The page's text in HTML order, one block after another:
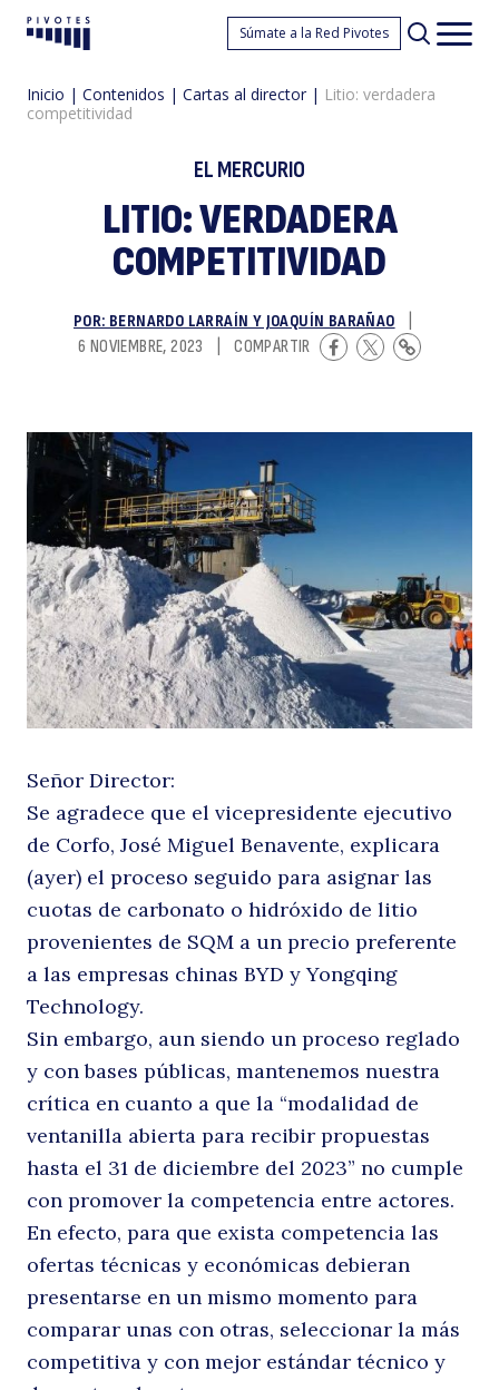
Pivotes Súmate a la Red Pivotes
Inicio | Contenidos | Cartas al director | Litio: verdadera
competitividad
EL MERCURIO
LITIO: VERDADERA
COMPETITIVIDAD
POR: BERNARDO LARRAÍN Y JOAQUÍN BARAÑAO
6 NOVIEMBRE, 2023
COMPARTIR
Señor Director:
Se agradece que el vicepresidente ejecutivo
de Corfo, José Miguel Benavente, explicara
(ayer) el proceso seguido para asignar las
cuotas de carbonato o hidróxido de litio
provenientes de SQM a un precio preferente
a las empresas chinas BYD y Yongqing
Technology.
Sin embargo, aun siendo un proceso reglado
y con bases públicas, mantenemos nuestra
crítica en cuanto a que la “modalidad de
ventanilla abierta para recibir propuestas
hasta el 31 de diciembre del 2023” no cumple
con promover la competencia entre actores.
En efecto, para que exista competencia las
ofertas técnicas y económicas debieran
presentarse en un mismo momento para
comparar unas con otras, seleccionar la más
competitiva y con mejor estándar técnico y